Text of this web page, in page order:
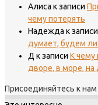
Алиса к записи
чему потерять
Надежда к записи
думает, будем ли
Д к записи К чему
дворе, в море, на
Присоединяйтесь к нам